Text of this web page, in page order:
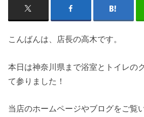
こんばんは、店長の高木です。
本日は神奈川県まで浴室とトイレの
て参りました！
当店のホームページやブログをご覧